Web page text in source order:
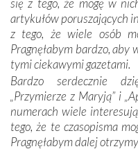
odstępstw, także w
wymiarze tak
konieczności ciągłego
Opatrzności.
przynajmniej w życiu
nieszczęściem i
przychodziły na
przewodników o
zwycięskich bitwach i
artykułów poruszających
z tego, że wiele osób
Pragnęłabym bardzo, aby
tymi ciekawymi gazetami.
Bardzo serdecznie
„Przymierze z Maryją” i
numerach wiele
tego, że te czasopisma
Pragnęłabym dalej